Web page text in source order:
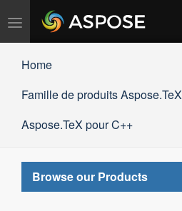
Basculer
Home
Famille de produits Aspose.TeX
Aspose.TeX pour C++
Browse our Products